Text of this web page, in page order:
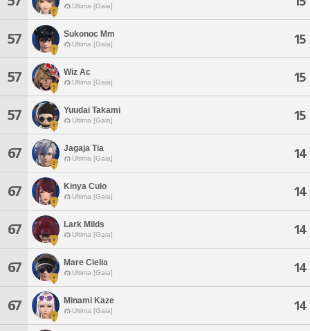
Ultima [Gaia]
57 Sukonoc Mm
Ultima [Gaia] 15
57 Wiz Ac
Ultima [Gaia] 15
57 Yuudai Takami
Ultima [Gaia] 15
67 Jagaja Tia
Ultima [Gaia] 14
67 Kinya Culo
Ultima [Gaia] 14
67 Lark Milds
Ultima [Gaia] 14
67 Mare Cielia
Ultima [Gaia] 14
67 Minami Kaze
Ultima [Gaia] 14